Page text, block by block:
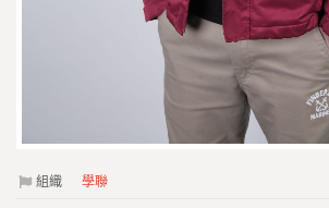
組織 學聯